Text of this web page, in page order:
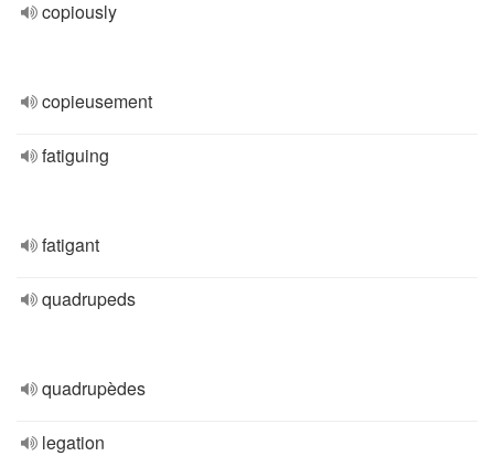
copiously
copieusement
fatiguing
fatigant
quadrupeds
quadrupèdes
legation